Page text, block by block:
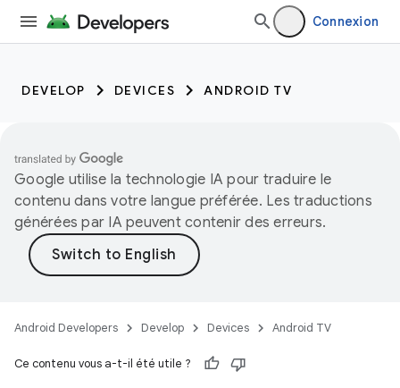
Connexion
DEVELOP DEVICES ANDROID TV
Google utilise la technologie IA pour traduire le
contenu dans votre langue préférée. Les traductions
générées par IA peuvent contenir des erreurs.
Android Developers Develop Devices Android TV
Ce contenu vous a-t-il été utile ?